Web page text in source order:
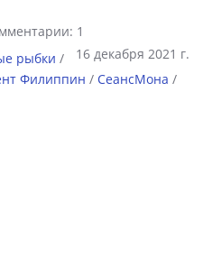
1
16 декабря 2021 г.
рыбки /
Филиппин / СеансМона /